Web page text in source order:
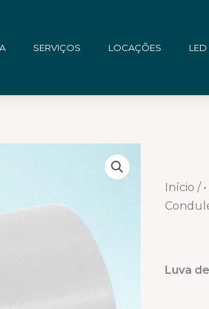
SERVIÇOS LOCAÇÕES LED
Início /
Luva